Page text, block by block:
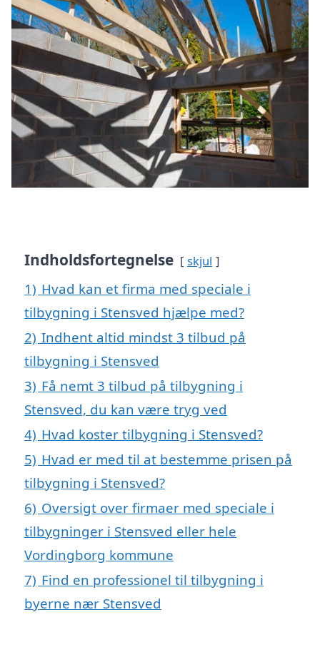
Indholdsfortegnelse skjul
1) Hvad kan et firma med speciale i
tilbygning i Stensved hjælpe med?
2) Indhent altid mindst 3 tilbud på
tilbygning i Stensved
3) Få nemt 3 tilbud på tilbygning i
Stensved, du kan være tryg ved
4) Hvad koster tilbygning i Stensved?
5) Hvad er med til at bestemme prisen på
tilbygning i Stensved?
6) Oversigt over firmaer med speciale i
tilbygninger i Stensved eller hele
Vordingborg kommune
7) Find en professionel til tilbygning i
byerne nær Stensved